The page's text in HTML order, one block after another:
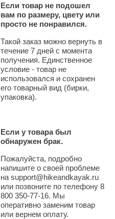
Если товар не подошел
вам по размеру, цвету или
просто не понравился.
Такой заказ можно вернуть в
течение 7 дней с момента
получения. Единственное
условие - товар не
использовался и сохранен
его товарный вид (бирки,
упаковка).
Если у товара был
обнаружен брак.
Пожалуйста, подробно
напишите о своей проблеме
на support@hikeandkayak.ru
или позвоните по телефону 8
800 350-77-16. Мы
оперативно заменим товар
или вернем оплату.